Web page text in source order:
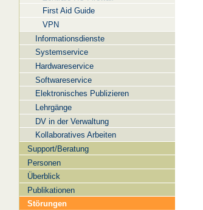
First Aid Guide
VPN
Informationsdienste
Systemservice
Hardwareservice
Softwareservice
Elektronisches Publizieren
Lehrgänge
DV in der Verwaltung
Kollaboratives Arbeiten
Support/Beratung
Personen
Überblick
Publikationen
Störungen